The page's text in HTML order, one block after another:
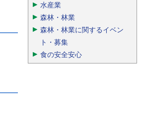
水産業
森林・林業
森林・林業に関するイベン
ト・募集
食の安全安心